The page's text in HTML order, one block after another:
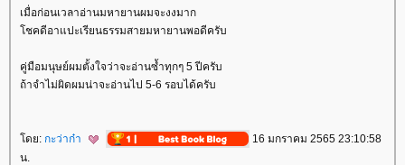
เมื่อก่อนเวลาอ่านมหายานผมจะงงมาก
ชคดีอาแปะเรียนธรรมสายมหายานพอดีครับ
คู่มือมนุษย์ผมตั้งใจว่าจะอ่านซ้ำทุกๆ 5 ปีครับ
ถ้าจำไม่ผิดผมน่าจะอ่านไป 5-6 รอบได้ครับ
ดย: กะว่าก๋า
16 มกราคม 2565 23:10:58
น.